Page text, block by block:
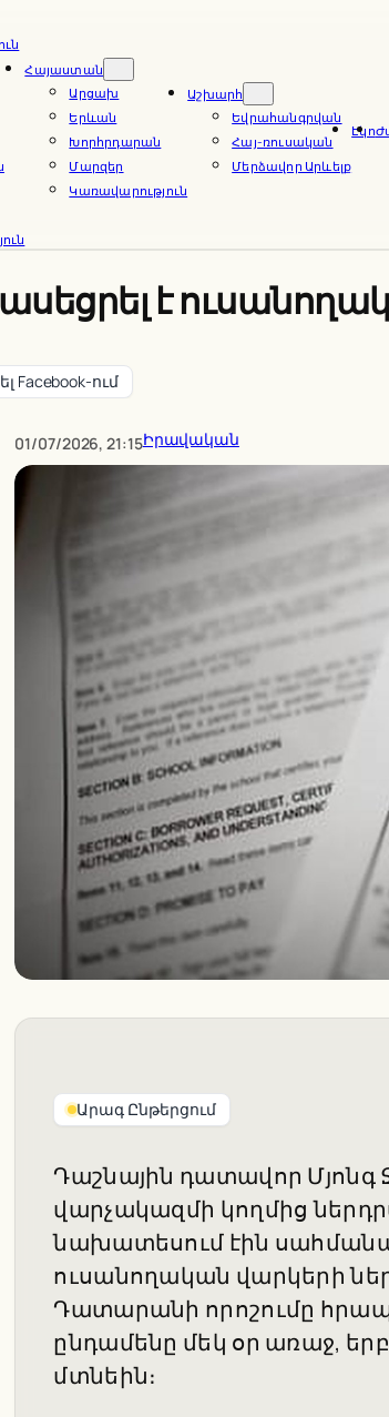
Հայաստան
Արցախ
Երևան
Խորհրդարան
Մարզեր
Կառավարություն
Աշխարհ
Եվրահանգրվան
Հայ-ռուսական
Մերձավոր Արևելք
Էկո
է
Facebook-ում
01/07/2026, 21:15Իրավական
Արագ Ընթերցում
Դաշնային դատավոր Մյոնգ
վարչակազմի կողմից
նախատեսում էին
ուսանողական վարկերի
Դատարանի որոշումը
ընդամենը մեկ օր առաջ,
մտնեին։